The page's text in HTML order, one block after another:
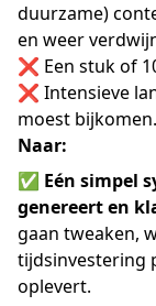
duurzame)
en weer
❌ Een stuk of
❌ Intensieve
moest bijkomen.
Naar:
✅ Eén simpel
genereert en
gaan tweaken,
tijdsinvestering
oplevert.